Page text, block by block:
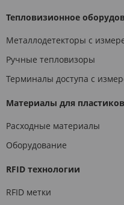
Тепловизионное
Металлодетекторы с
Ручные тепловизоры
Терминалы доступа с
Материалы для
Расходные материалы
Оборудование
RFID технологии
RFID метки